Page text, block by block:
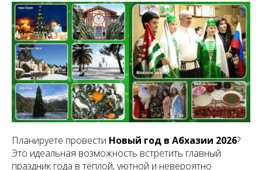
Планируете провести Новый год в Абхазии 2026?
Это идеальная возможность встретить главный
праздник года в тёплой, уютной и невероятно